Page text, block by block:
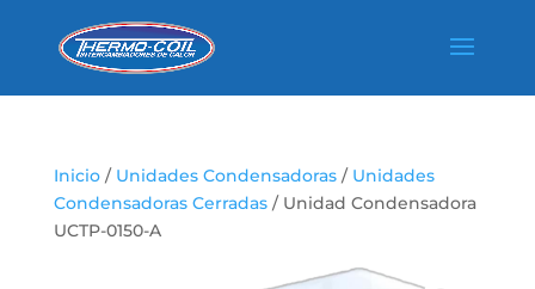
Inicio/ Unidades Condensadoras/ Unidades
Condensadoras Cerradas/ Unidad Condensadora
UCTP-0150-A